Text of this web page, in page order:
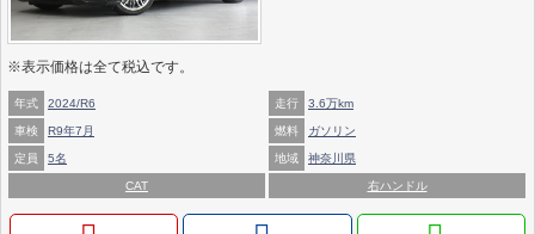
※表示価格は全て税込です。
年式 2024/R6 走行 3.6万km
車検 R9年7月 燃料 ガソリン
定員 5名 地域 神奈川県
CAT 右ハンドル